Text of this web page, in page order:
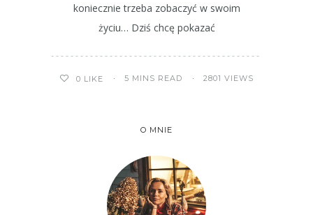
koniecznie trzeba zobaczyć w swoim
życiu… Dziś chcę pokazać
0 LIKE 5 MINS READ 2801 VIEWS
O MNIE